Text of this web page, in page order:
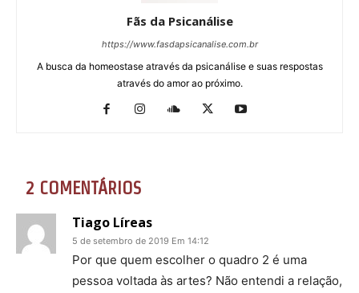
Fãs da Psicanálise
https://www.fasdapsicanalise.com.br
A busca da homeostase através da psicanálise e suas respostas
através do amor ao próximo.
2 COMENTÁRIOS
Tiago Líreas
5 de setembro de 2019 Em 14:12
Por que quem escolher o quadro 2 é uma
pessoa voltada às artes? Não entendi a relação,